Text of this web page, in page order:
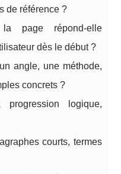
de référence ?
page répond-elle
dès le début ?
angle, une méthode,
concrets ?
progression logique,
courts, termes